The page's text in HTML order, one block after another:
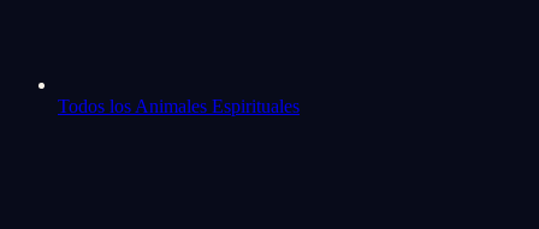
Todos los Animales Espirituales